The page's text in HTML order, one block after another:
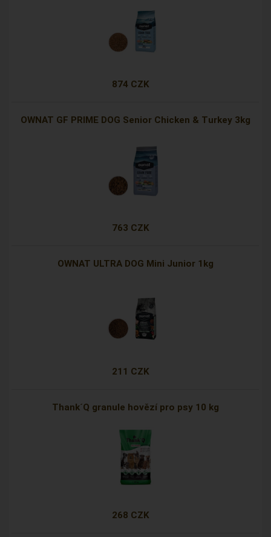
874 CZK
OWNAT GF PRIME DOG Senior Chicken & Turkey 3kg
763 CZK
OWNAT ULTRA DOG Mini Junior 1kg
211 CZK
Thank´Q granule hovězí pro psy 10 kg
268 CZK